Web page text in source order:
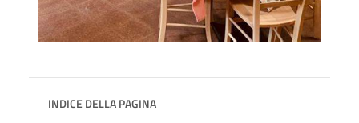
INDICE DELLA PAGINA